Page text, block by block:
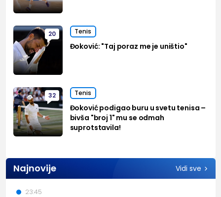
20 Tenis
Đoković: "Taj poraz me je uništio"
32 Tenis
Đoković podigao buru u svetu tenisa –
bivša "broj 1" mu se odmah
suprotstavila!
Najnovije Vidi sve
23:45